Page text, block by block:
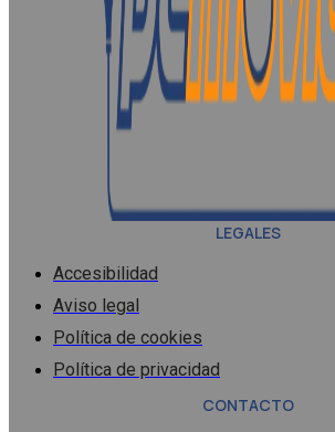
LEGALES
Accesibilidad
Aviso legal
Política de cookies
Política de privacidad
CONTACTO